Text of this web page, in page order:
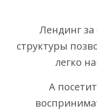
Лендинг
структуры
легко
А